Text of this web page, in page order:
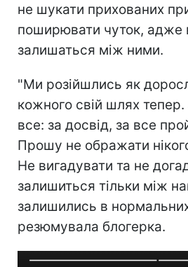
не шукати прихованих
поширювати чуток, адже
залишаться між ними.
"Ми розійшлись як
кожного свій шлях
все: за досвід, за все
Прошу не ображати
Не вигадувати та не
залишиться тільки між
залишились в
резюмувала блогерка.